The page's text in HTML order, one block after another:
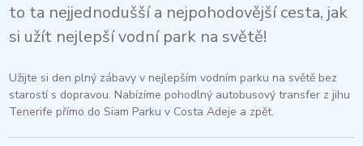
to ta nejjednodušší a nejpohodovější cesta, jak
si užít nejlepší vodní park na světě!
Užijte si den plný zábavy v nejlepším vodním parku na světě bez
starostí s dopravou. Nabízíme pohodlný autobusový transfer z jihu
Tenerife přímo do Siam Parku v Costa Adeje a zpět.​